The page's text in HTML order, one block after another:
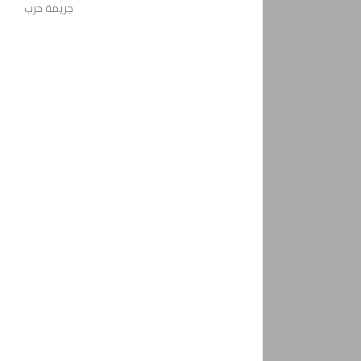
جريمة حرب